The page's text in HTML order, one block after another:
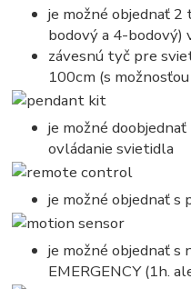
je možné objednať
bodový a 4-bodový)
závesnú tyč pre
100cm (s
je možné
ovládanie svietidla
je možné objednať s
je možné objednať s
EMERGENCY (1h.